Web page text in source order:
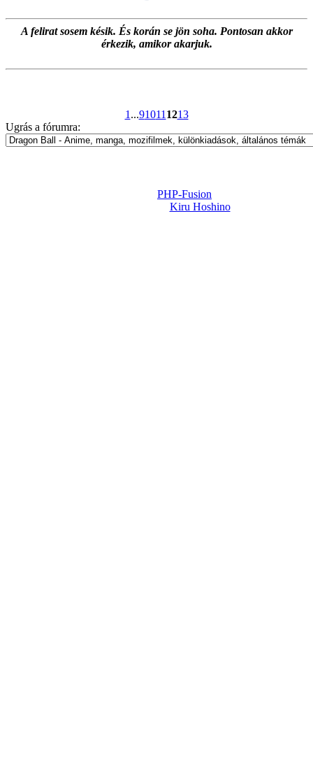
A felirat sosem késik. És korán se jön soha. Pontosan akkor
érkezik, amikor akarjuk.
1 ...91011 1213
Ugrás a fórumra:
PHP-Fusion
Kiru Hoshino